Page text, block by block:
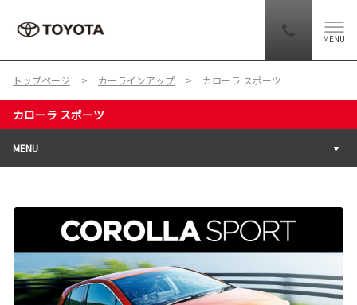
MENU
トップページ カーラインアップ カローラ スポーツ
カローラ スポーツ
MENU